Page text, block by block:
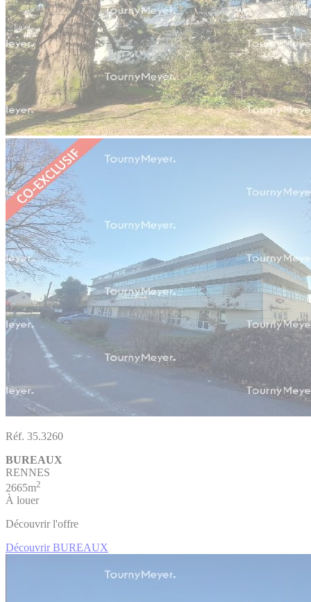
Réf. 35.3260
BUREAUX
RENNES
2665m2
À louer
Découvrir l'offre
Découvrir BUREAUX